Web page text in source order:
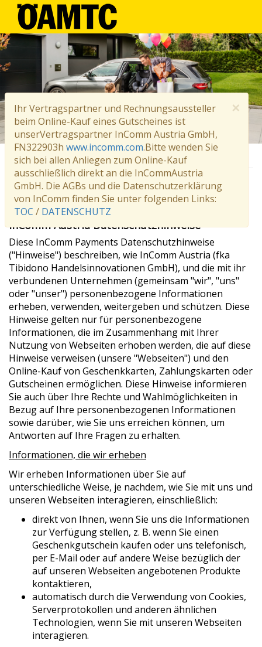
×
Ihr Vertragspartner und Rechnungsaussteller
beim Online-Kauf eines Gutscheines ist
unserVertragspartner InComm Austria GmbH,
FN322903h www.incomm.com.Bitte wenden Sie
sich bei allen Anliegen zum Online-Kauf
ausschließlich direkt an die InCommAustria
GmbH. Die AGBs und die Datenschutzerklärung
von InComm finden Sie unter folgenden Links:
TOC / DATENSCHUTZ
DATENSCHUTZ
InComm Austria Datenschutzhinweise
Diese InComm Payments Datenschutzhinweise
("Hinweise") beschreiben, wie InComm Austria (fka
Tibidono Handelsinnovationen GmbH), und die mit ihr
verbundenen Unternehmen (gemeinsam "wir", "uns"
oder "unser") personenbezogene Informationen
erheben, verwenden, weitergeben und schützen. Diese
Hinweise gelten nur für personenbezogene
Informationen, die im Zusammenhang mit Ihrer
Nutzung von Webseiten erhoben werden, die auf diese
Hinweise verweisen (unsere "Webseiten") und den
Online-Kauf von Geschenkkarten, Zahlungskarten oder
Gutscheinen ermöglichen. Diese Hinweise informieren
Sie auch über Ihre Rechte und Wahlmöglichkeiten in
Bezug auf Ihre personenbezogenen Informationen
sowie darüber, wie Sie uns erreichen können, um
Antworten auf Ihre Fragen zu erhalten.
Informationen, die wir erheben
Wir erheben Informationen über Sie auf
unterschiedliche Weise, je nachdem, wie Sie mit uns und
unseren Webseiten interagieren, einschließlich:
direkt von Ihnen, wenn Sie uns die Informationen
zur Verfügung stellen, z. B. wenn Sie einen
Geschenkgutschein kaufen oder uns telefonisch,
per E-Mail oder auf andere Weise bezüglich der
auf unseren Webseiten angebotenen Produkte
kontaktieren,
automatisch durch die Verwendung von Cookies,
Serverprotokollen und anderen ähnlichen
Technologien, wenn Sie mit unseren Webseiten
interagieren.